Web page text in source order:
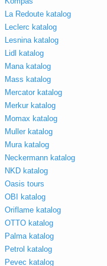
La Redoute katalog
Leclerc katalog
Lesnina katalog
Lidl katalog
Mana katalog
Mass katalog
Mercator katalog
Merkur katalog
Momax katalog
Muller katalog
Mura katalog
Neckermann katalog
NKD katalog
Oasis tours
OBI katalog
Oriflame katalog
OTTO katalog
Palma katalog
Petrol katalog
Pevec katalog